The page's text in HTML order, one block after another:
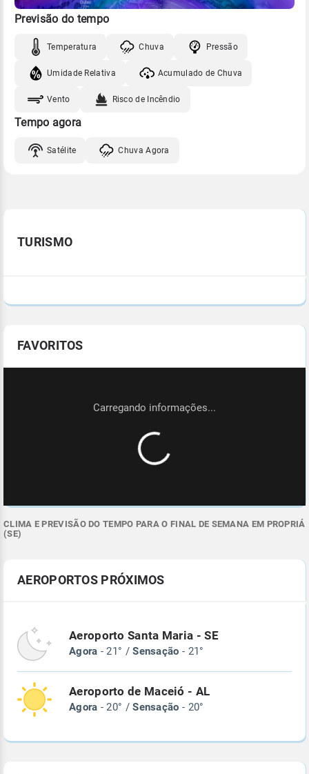
Previsão do tempo
Temperatura Chuva Pressão
Umidade Relativa Acumulado de Chuva
Vento Risco de Incêndio
Tempo agora
Satélite Chuva Agora
TURISMO
FAVORITOS
CLIMA E PREVISÃO DO TEMPO PARA O FINAL DE SEMANA EM PROPRIÁ
(SE)
AEROPORTOS PRÓXIMOS
Aeroporto Santa Maria - SE
Agora - 21° /Sensação - 21°
Aeroporto de Maceió - AL
Agora - 20° /Sensação - 20°